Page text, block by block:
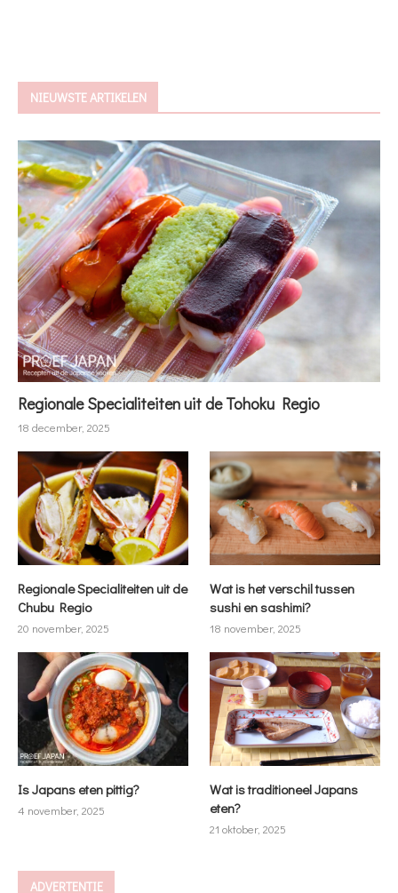
NIEUWSTE ARTIKELEN
Regionale Specialiteiten uit de Tohoku Regio
18 december, 2025
Regionale Specialiteiten uit de
Chubu Regio
20 november, 2025
Wat is het verschil tussen
sushi en sashimi?
18 november, 2025
Is Japans eten pittig?
4 november, 2025
Wat is traditioneel Japans
eten?
21 oktober, 2025
ADVERTENTIE